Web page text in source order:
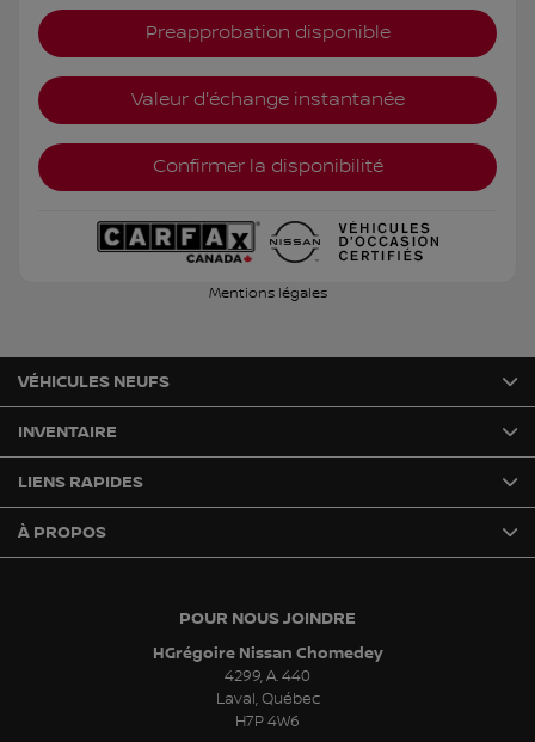
Preapprobation disponible
Valeur d'échange instantanée
Confirmer la disponibilité
Mentions légales
POUR NOUS JOINDRE
HGrégoire Nissan Chomedey
4299, A. 440
Laval,Québec
H7P 4W6
VÉHICULES NEUFS
INVENTAIRE
LIENS RAPIDES
À PROPOS